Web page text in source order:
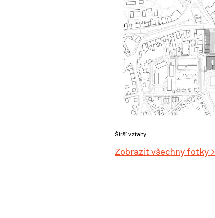
Širší vztahy
Zobrazit všechny fotky >